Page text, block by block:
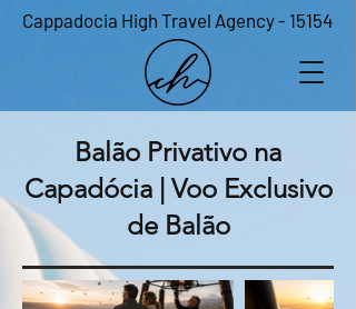
Cappadocia High Travel Agency - 15154
Balão Privativo na
Capadócia | Voo Exclusivo
de Balão